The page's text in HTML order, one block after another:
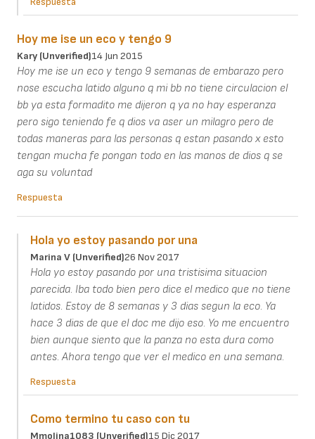
Hoy me ise un eco y tengo 9
Kary (unverified)14 Jun 2015
Hoy me ise un eco y tengo 9 semanas de embarazo pero
nose escucha latido alguno q mi bb no tiene circulacion el
bb ya esta formadito me dijeron q ya no hay esperanza
pero sigo teniendo fe q dios va aser un milagro pero de
todas maneras para las personas q estan pasando x esto
tengan mucha fe pongan todo en las manos de dios q se
aga su voluntad
Respuesta
Hola yo estoy pasando por una
Marina V (unverified)26 Nov 2017
Hola yo estoy pasando por una tristisima situacion
parecida. Iba todo bien pero dice el medico que no tiene
latidos. Estoy de 8 semanas y 3 dias segun la eco. Ya
hace 3 dias de que el doc me dijo eso. Yo me encuentro
bien aunque siento que la panza no esta dura como
antes. Ahora tengo que ver el medico en una semana.
Respuesta
Como termino tu caso con tu
Mmolina1083 (unverified)15 Dic 2017